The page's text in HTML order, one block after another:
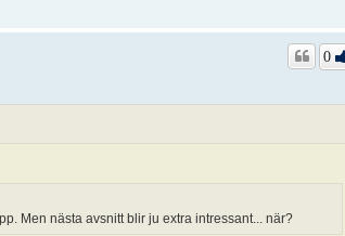
0
Men nästa avsnitt blir ju extra intressant... när?